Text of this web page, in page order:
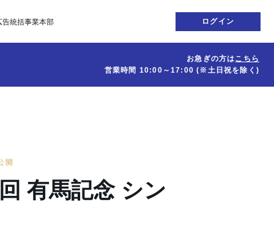
告統括事業本部 ログイン
お急ぎの方はこちら
営業時間 10:00～17:00(※土日祝を除く)
開
有馬記念 シン